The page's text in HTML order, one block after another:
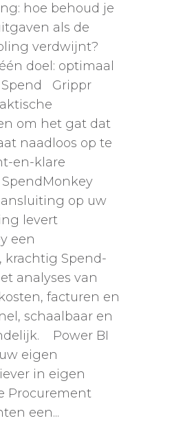
hoe behoud je
als de
verdwijnt?
doel: optimaal
Grippr
om het gat dat
naadloos op te
en-klare
op uw
levert
een
krachtig Spend-
analyses van
facturen en
schaalbaar en
Power BI
eigen
in eigen
Procurement
een...